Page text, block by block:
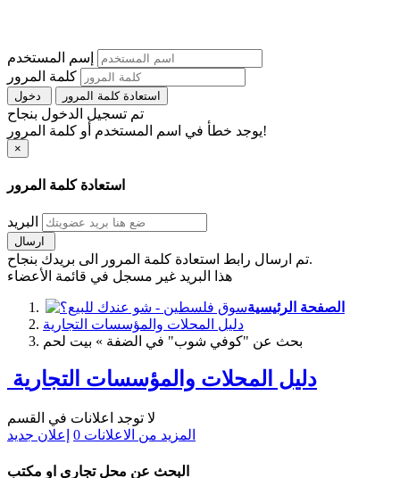
إسم المستخدم
كلمة المرور
استعادة كلمة المرور
تم تسجيل الدخول بنجاح
يوجد خطأ في اسم المستخدم أو كلمة المرور!
×
استعادة كلمة المرور
البريد
تم ارسال رابط استعادة كلمة المرور الى بريدك بنجاح.
هذا البريد غير مسجل في قائمة الأعضاء
الصفحة الرئيسية
دليل المحلات والمؤسسات التجارية
بحث عن "كوفي شوب" في الضفة » بيت لحم
دليل المحلات والمؤسسات التجارية
لا توجد اعلانات في القسم
المزيد من الاعلانات 0 إعلان جديد
البحث عن محل تجاري او مكتب